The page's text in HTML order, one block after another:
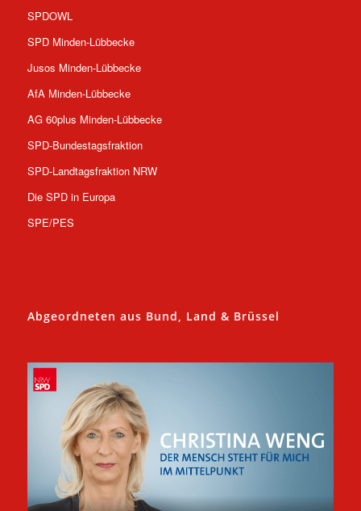
SPDOWL
SPD Minden-Lübbecke
Jusos Minden-Lübbecke
AfA Minden-Lübbecke
AG 60plus Minden-Lübbecke
SPD-Bundestagsfraktion
SPD-Landtagsfraktion NRW
Die SPD in Europa
SPE/PES
Abgeordneten aus Bund, Land & Brüssel